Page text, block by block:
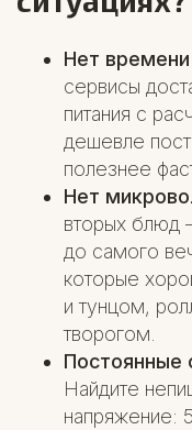
Нет времени
сервисы
питания с
дешевле
полезнее
Нет
вторых блюд
до самого
которые
и тунцом,
творогом.
Постоянные
Найдите
напряжение: